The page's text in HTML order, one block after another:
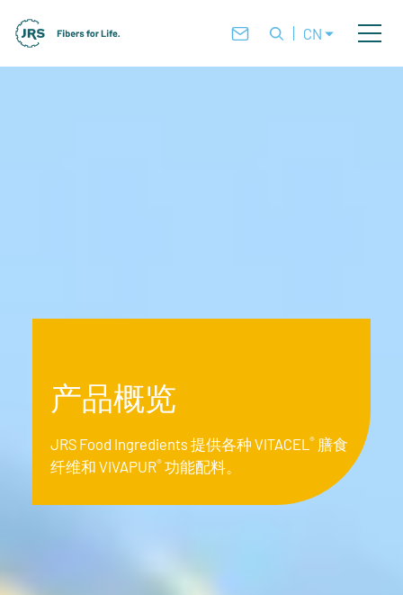
CN
产品概览
JRS Food Ingredients 提供各种 VITACEL ® 膳食
纤维和 VIVAPUR® 功能配料。